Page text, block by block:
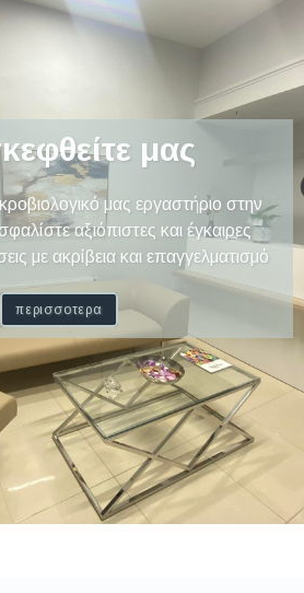
μας
μας εργαστήριο στην
αξιόπιστες και έγκαιρες
με ακρίβεια και επαγγελματισμό
περισσοτερα